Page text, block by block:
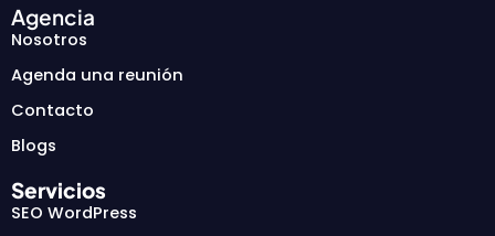
Agencia
Nosotros
Agenda una reunión
Contacto
Blogs
Servicios
SEO WordPress